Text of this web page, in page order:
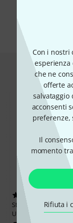
Con i nostri
che ne
offerte
salvataggio
acconsenti
preferenze,
Il
momento
Rifiuta i
Stairville
Projection
Up 70"